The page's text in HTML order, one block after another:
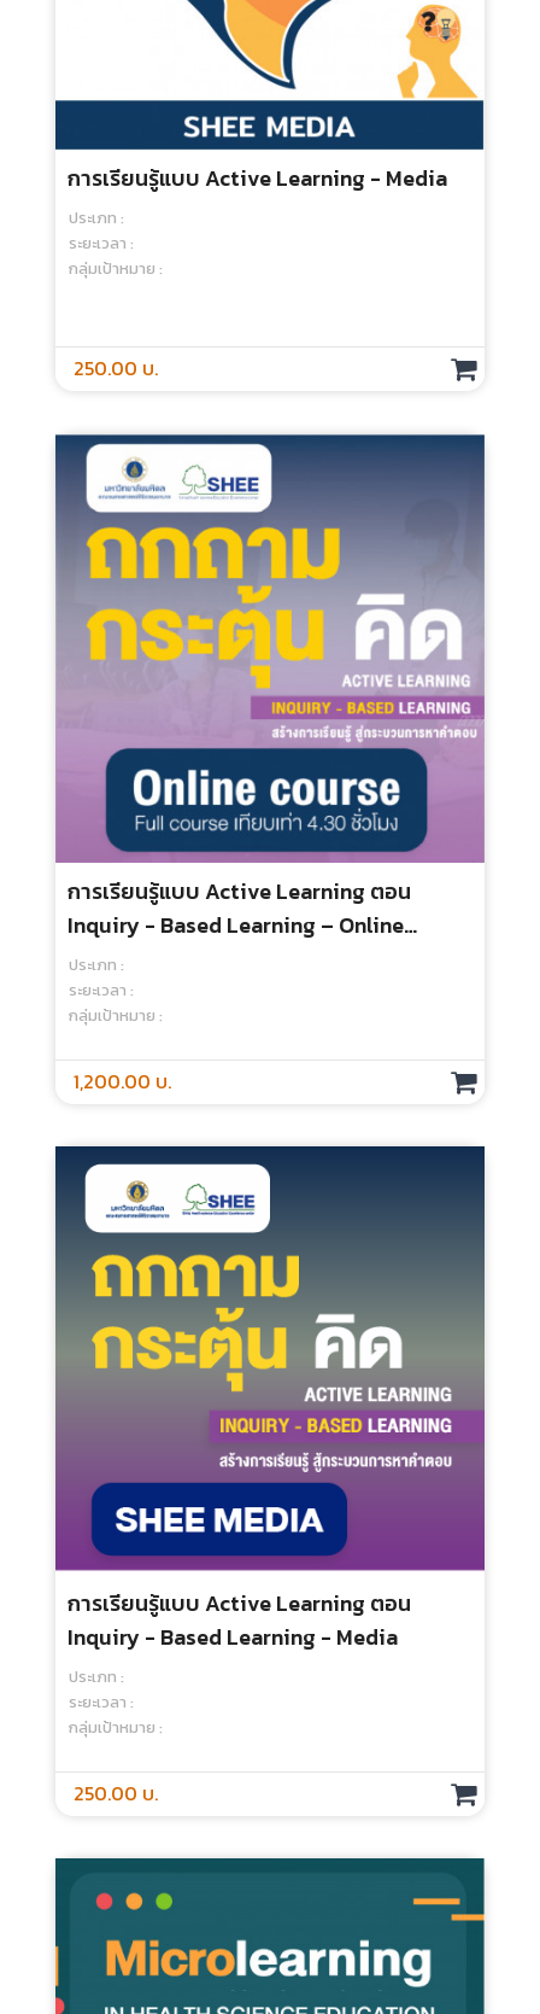
การเรียนรู้แบบ Active Learning - Media
ระยะเวลา :
250.00 บ.
การเรียนรู้แบบ Active Learning ตอน
Inquiry - Based Learning – Online
1,200.00 บ.